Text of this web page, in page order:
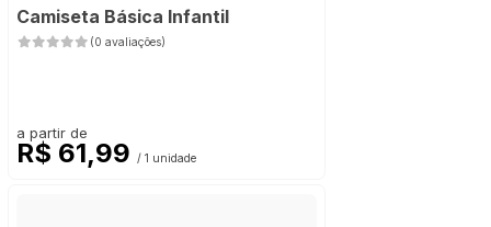
Camiseta Básica Infantil
(0 avaliações)
a partir de
R$ 61,99 / 1 unidade